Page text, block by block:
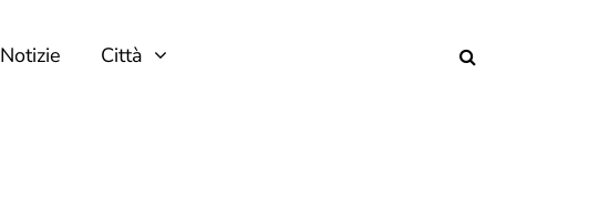
Notizie Città